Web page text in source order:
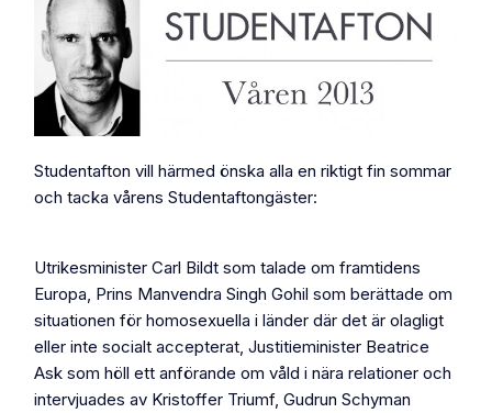
Studentafton vill härmed önska alla en riktigt fin sommar
och tacka vårens Studentaftongäster:
Utrikesminister Carl Bildt som talade om framtidens
Europa, Prins Manvendra Singh Gohil som berättade om
situationen för homosexuella i länder där det är olagligt
eller inte socialt accepterat, Justitieminister Beatrice
Ask som höll ett anförande om våld i nära relationer och
intervjuades av Kristoffer Triumf, Gudrun Schyman